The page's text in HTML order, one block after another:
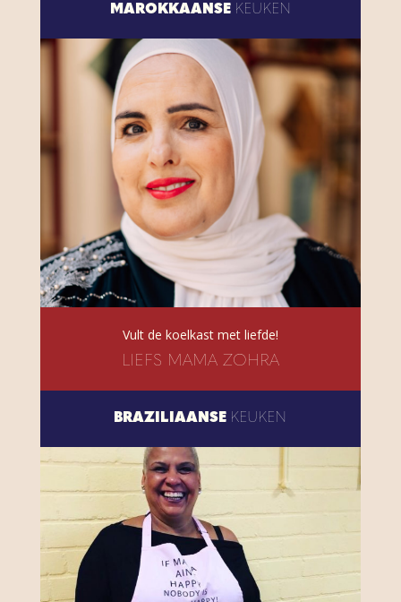
MAROKKAANSE KEUKEN
Vult de koelkast met liefde!
LIEFS MAMA ZOHRA
BRAZILIAANSE KEUKEN